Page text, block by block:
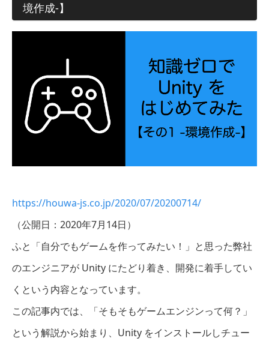
境作成-】
https://houwa-js.co.jp/2020/07/20200714/
（公開日：2020年7月14日）
ふと「自分でもゲームを作ってみたい！」と思った弊社
のエンジニアが Unity にたどり着き、開発に着手してい
くという内容となっています。
この記事内では、「そもそもゲームエンジンって何？」
という解説から始まり、Unity をインストールしチュー